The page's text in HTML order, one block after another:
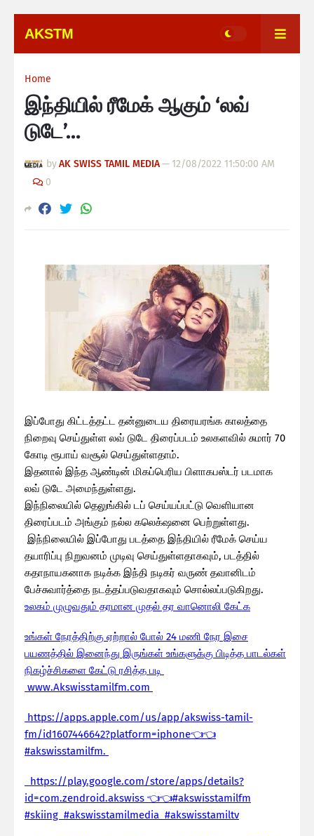
AKSTM
Home
இந்தியில் ரீமேக் ஆகும் ‘லவ்
டுடே’…
byAK SWISS TAMIL MEDIA— 12/08/2022 11:50:00 AM
0
இப்போது கிட்டத்தட்ட தன்னுடைய திரையரங்க காலத்தை
நிறைவு செய்துள்ள லவ் டுடே திரைப்படம் உலகளவில் சுமார் 70
கோடி ரூபாய் வசூல் செய்துள்ளதாம்.
இதனால் இந்த ஆண்டின் மிகப்பெரிய பிளாகபஸ்டர் படமாக
லவ் டுடே அமைந்துள்ளது.
இந்நிலையில் தெலுங்கில் டப் செய்யப்பட்டு வெளியான
திரைப்படம் அங்கும் நல்ல கலெக்‌ஷனை பெற்றுள்ளது.
இந்நிலையில் இப்போது படத்தை இந்தியில் ரீமேக் செய்ய
தயாரிப்பு நிறுவனம் முடிவு செய்துள்ளதாகவும், படத்தில்
கதாநாயகனாக நடிக்க இந்தி நடிகர் வருண் தவானிடம்
பேச்சுவார்த்தை நடத்தப்படுவதாகவும் சொல்லப்படுகிறது.
உலகம் முழுவதும் தரமான முதல் தர வானொலி கேட்க
உங்கள் நேரத்திற்கு ஏற்றால் போல் 24 மணி நேர இசை
பயணத்தில் இனைந்து இருங்கள் உங்களுக்கு பிடித்த பாடல்கள்
நிகழ்ச்சிகளை கேட்டு ரசித்த படி
www.Akswisstamilfm.com
https://apps.apple.com/us/app/akswiss-tamil-
fm/id1607446642?platform=iphone👈👈
#akswisstamilfm.
https://play.google.com/store/apps/details?
id=com.zendroid.akswiss 👈👈#akswisstamilfm
#skiing #akswisstamilmedia #akswisstamiltv